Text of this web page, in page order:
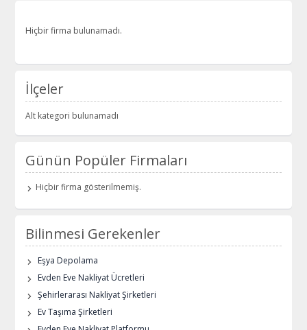
Hiçbir firma bulunamadı.
İlçeler
Alt kategori bulunamadı
Günün Popüler Firmaları
Hiçbir firma gösterilmemiş.
Bilinmesi Gerekenler
Eşya Depolama
Evden Eve Nakliyat Ücretleri
Şehirlerarası Nakliyat Şirketleri
Ev Taşıma Şirketleri